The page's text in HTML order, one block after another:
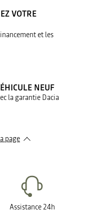
VOTRE
et les
NEUF
la garantie Dacia
page
Assistance 24h